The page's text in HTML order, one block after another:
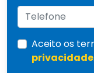
Aceito os
privacidade.